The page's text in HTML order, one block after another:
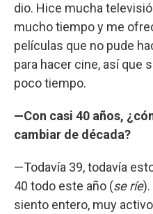
dio. Hice mucha
mucho tiempo y me
películas que no pude
para hacer cine, así que
poco tiempo.
—Con casi 40 años,
cambiar de década?
—Todavía 39, todavía
40 todo este año (se ríe
siento entero, muy